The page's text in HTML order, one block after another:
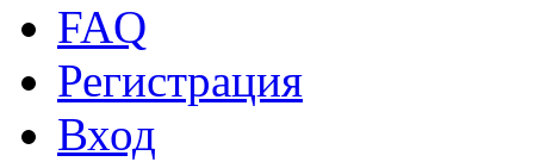
FAQ
Регистрация
Вход